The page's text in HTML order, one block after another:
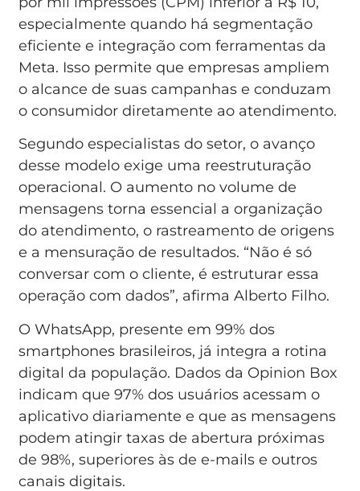
especialmente quando há segmentação
eficiente e integração com ferramentas da
Meta. Isso permite que empresas ampliem
o alcance de suas campanhas e conduzam
o consumidor diretamente ao atendimento.
Segundo especialistas do setor, o avanço
desse modelo exige uma reestruturação
operacional. O aumento no volume de
mensagens torna essencial a organização
do atendimento, o rastreamento de origens
e a mensuração de resultados. “Não é só
conversar com o cliente, é estruturar essa
operação com dados”, afirma Alberto Filho.
O WhatsApp, presente em 99% dos
smartphones brasileiros, já integra a rotina
digital da população. Dados da Opinion Box
indicam que 97% dos usuários acessam o
aplicativo diariamente e que as mensagens
podem atingir taxas de abertura próximas
de 98%, superiores às de e-mails e outros
canais digitais.